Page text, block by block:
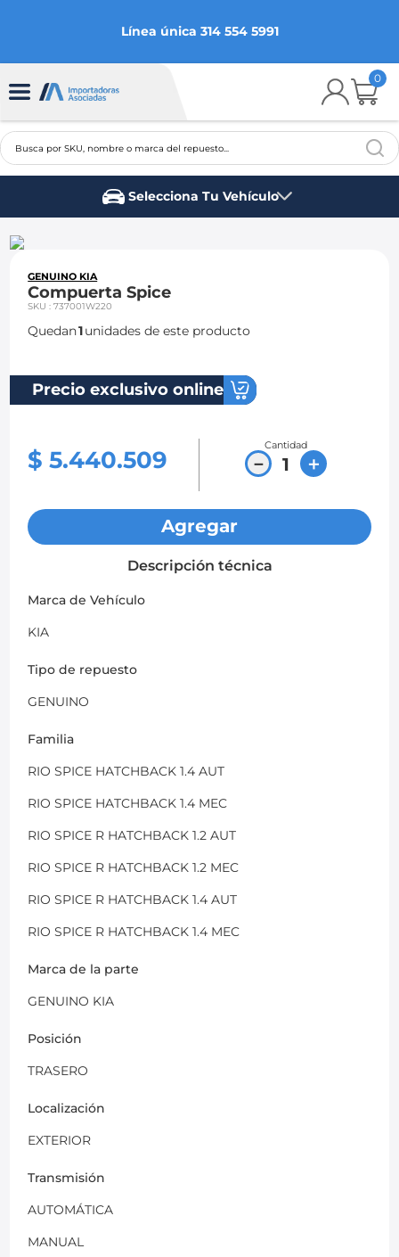
Línea única 314 554 5991
0
Busca por SKU, nombre o marca del repuesto...
Selecciona Tu Vehículo
GENUINO KIA
Compuerta Spice
SKU:737001W220
Quedan1unidades de este producto
Precio exclusivo online
$ 5.440.509
Cantidad
＋
－
Agregar
Descripción técnica
Marca de Vehículo
KIA
Tipo de repuesto
GENUINO
Familia
RIO SPICE HATCHBACK 1.4 AUT
RIO SPICE HATCHBACK 1.4 MEC
RIO SPICE R HATCHBACK 1.2 AUT
RIO SPICE R HATCHBACK 1.2 MEC
RIO SPICE R HATCHBACK 1.4 AUT
RIO SPICE R HATCHBACK 1.4 MEC
Marca de la parte
GENUINO KIA
Posición
TRASERO
Localización
EXTERIOR
Transmisión
AUTOMÁTICA
MANUAL
2
spark gt
ford fiesta
optra
sail
chevrolet sail